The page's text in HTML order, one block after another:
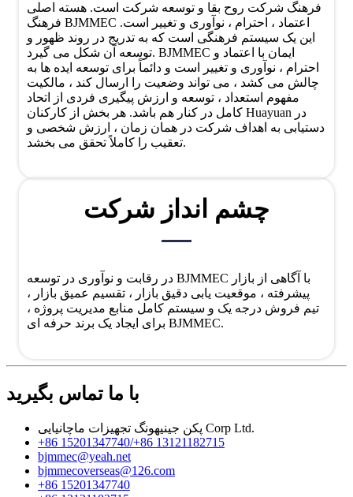
فرهنگ شرکت روح بقا و توسعه شرکت است. هسته اصلی
فرهنگ BJMMEC اعتماد ، احترام ، نوآوری و تغییر است.
این یک سیستم فرهنگی است که به تدریج در روند ظهور و
توسعه آن شکل می گیرد. BJMMEC ایمان با اعتماد و
احترام ، نوآوری و تغییر است و دائماً برای توسعه ایده ها به
چالش می کشد ، می تواند وضعیت را ارسال کند ، مالکیت
مفهوم استعداد ، توسعه و ارزش پیگیری فردی از اتحاد
کامل در کنار هم باشد. هر بخش از کارکنان Huayuan در
دستیابی به اهداف شرکت در همان زمان ، ارزش شخصی و
تعقیب را کاملاً تحقق می بخشد.
چشم انداز شرکت
در رقابت و نوآوری در توسعه BJMMEC با آگاهی از بازار
پیشرفته ، موقعیت یابی دقیق بازار ، تقسیم عمیق بازار ،
تیم فروش درجه یک و سیستم کامل منابع مدیریت پروژه ،
برای ایجاد یک برند حرفه ای BJMMEC.
با ما تماس بگیرید
پکن جینیهونگ تجهیزات ماچانیایی Corp Ltd.
+86 15201347740/+86 13121182715
bjmmec@yeah.net
bjmmecoverseas@126.com
+86 15201347740